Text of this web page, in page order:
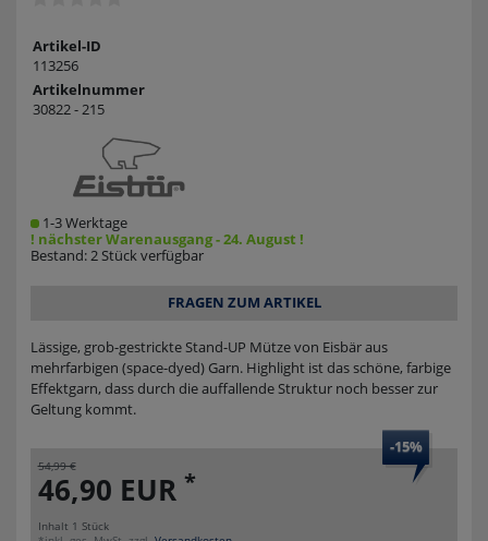
Artikel-ID
113256
Artikelnummer
30822 - 215
1-3 Werktage
! nächster Warenausgang - 24. August !
Bestand: 2 Stück verfügbar
FRAGEN ZUM ARTIKEL
Lässige, grob-gestrickte Stand-UP Mütze von Eisbär aus
mehrfarbigen (space-dyed) Garn. Highlight ist das schöne, farbige
Effektgarn, dass durch die auffallende Struktur noch besser zur
Geltung kommt.
-15%
54,99 €
46,90 EUR *
Inhalt 1 Stück